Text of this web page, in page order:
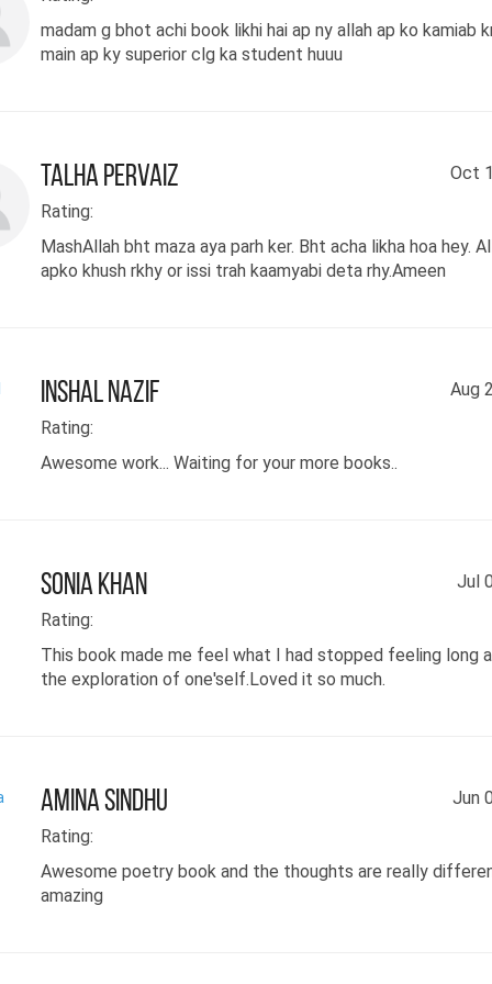
لاہور میں مقیم ایک چوتھائی دماغ
تصویر۔ اپنی پہلی کتاب کی تصویر
میری ذاتی کوشش ہے اگر میری کتاب
عکس ہے تو اس کتاب کی تصویر میں
تحریروں میں خلوص، پاکیزگی اور
گھول کر۔۔ وہ سب گھول کر جو میں نے
ہے اور چاہتی ہوں کہ سب چکھیں اور
اپنا اپنا ایک ذائقہ رکھتی
اور اگر اتنا میٹھا میں کسی کو
نہ پاؤں تو کسی کی تلاش مجھ پہ ختم
جائے تو سکون میرا ہوگا۔۔۔ اور میں
madam g bhot achi book likhi hai ap ny allah ap ko kamiab
main ap ky superior clg ka student huuu
Talha Pervaiz
Rating:
Oct
MashAllah bht maza aya parh ker. Bht acha likha hoa hey.
apko khush rkhy or issi trah kaamyabi deta rhy.Ameen
Inshal Nazif
Rating:
Aug
Awesome work... Waiting for your more books..
Sonia Khan
Rating:
Jul
This book made me feel what I had stopped feeling long
the exploration of one'self.Loved it so much.
Amina Sindhu
Rating:
Jun
Awesome poetry book and the thoughts are really
amazing